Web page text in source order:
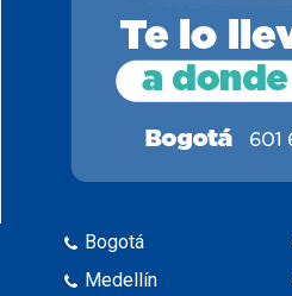
Bogotá
Medellín